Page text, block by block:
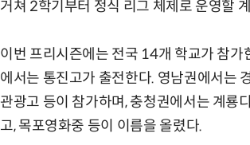
거쳐 2학기부터 정식 리그 체제로 운영할
이번 프리시즌에는 전국 14개 학교가 참
에서는 통진고가 출전한다. 영남권에서는
관광고 등이 참가하며, 충청권에서는 계룡
고, 목포영화중 등이 이름을 올렸다.